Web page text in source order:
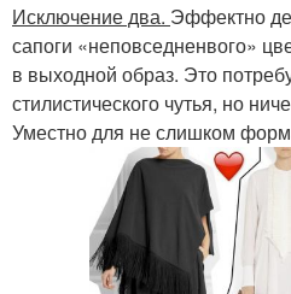
Исключение два. Эффектно
сапоги «неповседненвого»
в выходной образ. Это
стилистического чутья, но
Уместно для не слишком